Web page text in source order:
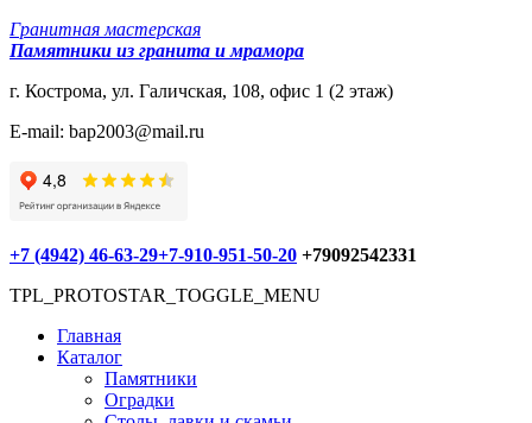
Гранитная мастерская
Памятники из гранита и мрамора
г. Кострома, ул. Галичская, 108, офис 1 (2 этаж)
E-mail: bap2003@mail.ru
+7 (4942) 46-63-29+7-910-951-50-20 +79092542331
TPL_PROTOSTAR_TOGGLE_MENU
Главная
Каталог
Памятники
Оградки